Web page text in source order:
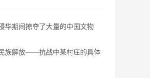
华期间掠夺了大量的中国文物
族解放——抗战中某村庄的具体